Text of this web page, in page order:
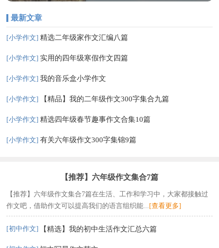
最新文章
[小学作文] 精选二年级家作文汇编八篇
[小学作文] 实用的四年级寒假作文四篇
[小学作文] 我的音乐盒小学作文
[小学作文] 【精品】我的二年级作文300字集合九篇
[小学作文] 精选四年级春节趣事作文合集10篇
[小学作文] 有关六年级作文300字集锦9篇
【推荐】六年级作文集合7篇
【推荐】六年级作文集合7篇在生活、工作和学习中，大家都接触过
作文吧，借助作文可以提高我们的语言组织能...
[查看更多]
[初中作文] 【精选】我的初中生活作文汇总六篇